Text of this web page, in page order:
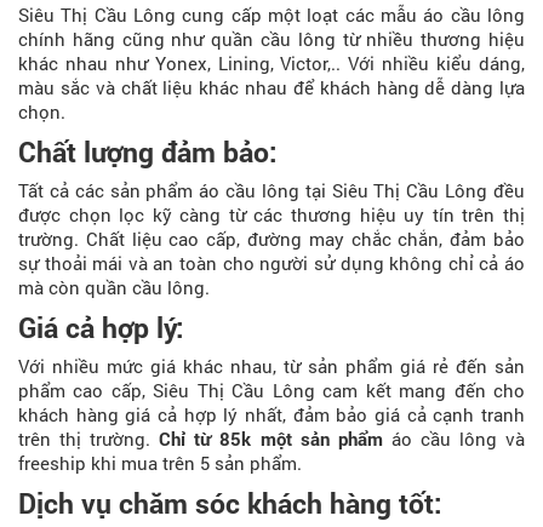
Siêu Thị Cầu Lông cung cấp một loạt các mẫu áo cầu lông
chính hãng cũng như quần cầu lông từ nhiều thương hiệu
khác nhau như Yonex, Lining, Victor,.. Với nhiều kiểu dáng,
màu sắc và chất liệu khác nhau để khách hàng dễ dàng lựa
chọn.
Chất lượng đảm bảo:
Tất cả các sản phẩm áo cầu lông tại Siêu Thị Cầu Lông đều
được chọn lọc kỹ càng từ các thương hiệu uy tín trên thị
trường. Chất liệu cao cấp, đường may chắc chắn, đảm bảo
sự thoải mái và an toàn cho người sử dụng không chỉ cả áo
mà còn quần cầu lông.
Giá cả hợp lý:
Với nhiều mức giá khác nhau, từ sản phẩm giá rẻ đến sản
phẩm cao cấp, Siêu Thị Cầu Lông cam kết mang đến cho
khách hàng giá cả hợp lý nhất, đảm bảo giá cả cạnh tranh
trên thị trường.Chỉ từ 85k một sản phẩmáo cầu lông và
freeship khi mua trên 5 sản phẩm.
Dịch vụ chăm sóc khách hàng tốt: